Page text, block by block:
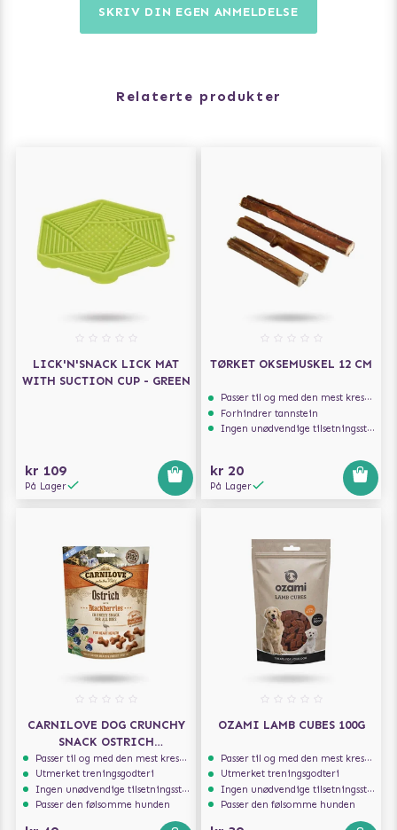
SKRIV DIN EGEN ANMELDELSE
Relaterte produkter
LICK'N'SNACK LICK MAT
WITH SUCTION CUP - GREEN
kr 109
På Lager
TØRKET OKSEMUSKEL 12 CM
Passer til og med den mest kresne hunden
Forhindrer tannstein
Ingen unødvendige tilsetningsstoffer
kr 20
På Lager
CARNILOVE DOG CRUNCHY
SNACK OSTRICH
BLACKBERRIES 200G
Passer til og med den mest kresne hunden
Utmerket treningsgodteri
Ingen unødvendige tilsetningsstoffer
Passer den følsomme hunden
OZAMI LAMB CUBES 100G
Passer til og med den mest kresne hunden
Utmerket treningsgodteri
Ingen unødvendige tilsetningsstoffer
Passer den følsomme hunden